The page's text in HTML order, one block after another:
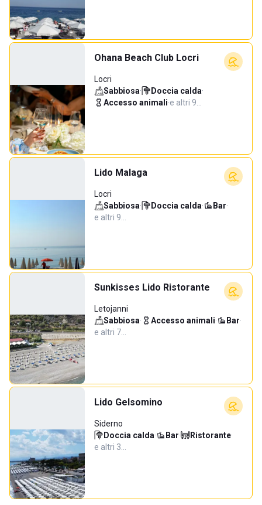
Ohana Beach Club Locri
Locri
Sabbiosa· Doccia calda·
Accesso animali·e altri 9…
Lido Malaga
Locri
Sabbiosa· Doccia calda· Bar·
e altri 9…
Sunkisses Lido Ristorante
Letojanni
Sabbiosa· Accesso animali· Bar·
e altri 7…
Lido Gelsomino
Siderno
Doccia calda· Bar· Ristorante·
e altri 3…